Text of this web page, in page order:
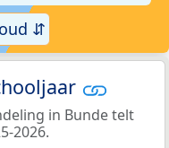
⇵
in Bunde telt
2026.